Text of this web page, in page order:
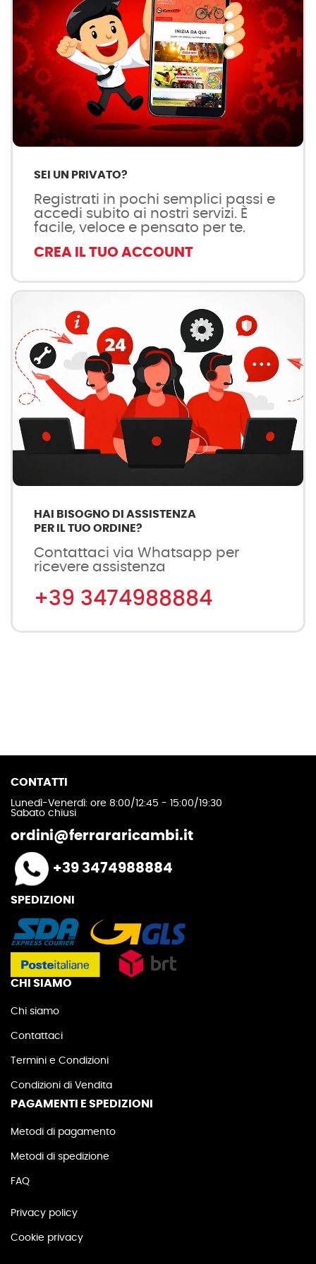
SEI UN PRIVATO?
Registrati in pochi semplici passi e
accedi subito ai nostri servizi. È
facile, veloce e pensato per te.
CREA IL TUO ACCOUNT
HAI BISOGNO DI ASSISTENZA
PER IL TUO ORDINE?
Contattaci via Whatsapp per
ricevere assistenza
+39 3474988884
CONTATTI
Lunedì-Venerdì: ore 8:00/12:45 - 15:00/19:30
Sabato chiusi
ordini@ferrararicambi.it
+39 3474988884
SPEDIZIONI
CHI SIAMO
Chi siamo
Contattaci
Termini e Condizioni
Condizioni di Vendita
PAGAMENTI E SPEDIZIONI
Metodi di pagamento
Metodi di spedizione
FAQ
Privacy policy
Cookie privacy